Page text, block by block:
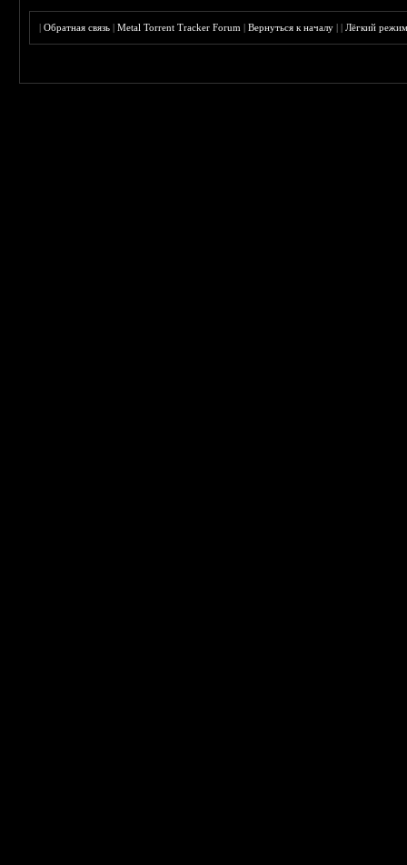
|Обратная связь |Metal Torrent Tracker Forum |Вернуться к началу ||Лёгкий